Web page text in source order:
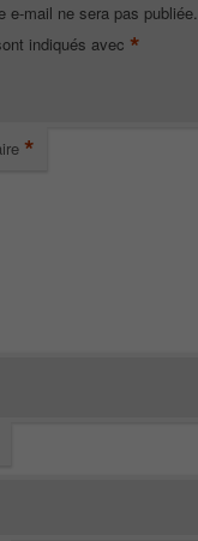
e-mail ne sera pas publiée.
indiqués avec *
*